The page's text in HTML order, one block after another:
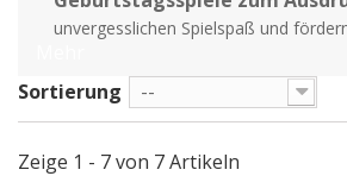
unvergesslichen Spielspaß und
Sortierung
--
Zeige 1 - 7 von 7 Artikeln